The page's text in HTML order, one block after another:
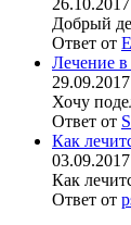
Добрый
Ответ от
Лечение в
29.09.2017
Хочу
Ответ от
Как
03.09.2017
Как
Ответ от